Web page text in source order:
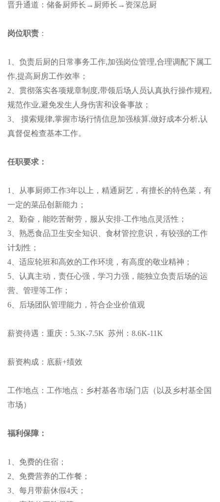
晋升通道：储备厨师长→厨师长→资深总厨
岗位职责 ：
1、负责后厨的日常事务工作,加强岗位管理,合理调配下属工
作,提高厨房工作效率；
2、贯彻落实各项规章制度,带领后场人员认真执行操作规程,
规范作业,避免发生人身伤害和设备事故；
3、 摸索规律,掌握市场行情信息加强核算,做好成本分析,认
真督促检查基本工作。
任职要求：
1、从事厨师工作3年以上，精通厨艺，有擅长的特色菜，有
一定的菜品创新能力；
2、勤奋，能吃苦耐劳，服从安排-工作地点灵活性；
3、熟悉食品卫生安全知识、食材管控意识，有较强的工作
计划性；
4、适应轮班和高效的工作环境，有高度的敬业精神；
5、认真主动，责任心强，学习力强，能独立负责后场的运
营、管理等工作；
6、后场团队管理能力，符合企业价值观
薪资待遇：重庆：5.3K-7.5K 苏州：8.6K-11K
薪资构成：底薪+绩效
工作地点：工作地点：乡村基各市场门店（以及乡村基全国
市场）
福利保障 ：
1、免费的住宿；
2、免费营养的工作餐；
3、每月带薪休假4天；